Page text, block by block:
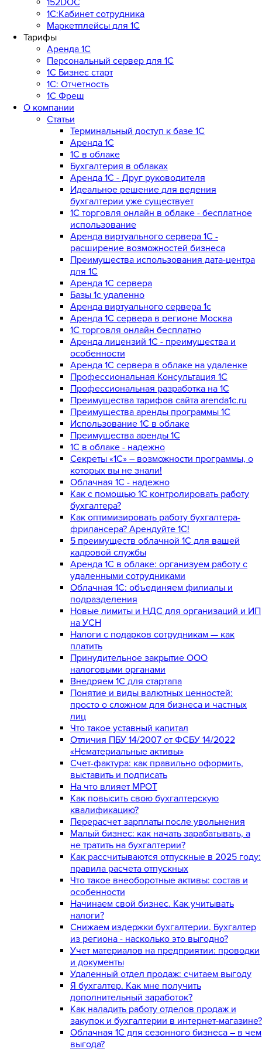
1С:Кабинет сотрудника
Маркетплейсы для 1С
Тарифы
Аренда 1С
Персональный сервер для 1С
1С Бизнес старт
1С: Отчетность
1C Фреш
О компании
Статьи
Терминальный доступ к базе 1С
Аренда 1С
1С в облаке
Бухгалтерия в облаках
Аренда 1С - Друг руководителя
Идеальное решение для ведения
бухгалтерии уже существует
1С торговля онлайн в облаке - бесплатное
использование
Аренда виртуального сервера 1С -
расширение возможностей бизнеса
Преимущества использования дата-центра
для 1С
Аренда 1С сервера
Базы 1с удаленно
Аренда виртуального сервера 1с
Аренда 1С сервера в регионе Москва
1С торговля онлайн бесплатно
Аренда лицензий 1С - преимущества и
особенности
Аренда 1С сервера в облаке на удаленке
Профессиональная Консультация 1С
Профессиональная разработка на 1С
Преимущества тарифов сайта arenda1c.ru
Преимущества аренды программы 1С
Использование 1С в облаке
Преимущества аренды 1С
1С в облаке - надежно
Секреты «1С» – возможности программы, о
которых вы не знали!
Облачная 1С - надежно
Как с помощью 1С контролировать работу
бухгалтера?
Как оптимизировать работу бухгалтера-
фрилансера? Арендуйте 1С!
5 преимуществ облачной 1С для вашей
кадровой службы
Аренда 1С в облаке: организуем работу с
удаленными сотрудниками
Облачная 1С: объединяем филиалы и
подразделения
Новые лимиты и НДС для организаций и ИП
на УСН
Налоги с подарков сотрудникам — как
платить
Принудительное закрытие ООО
налоговыми органами
Внедряем 1С для стартапа
Понятие и виды валютных ценностей:
просто о сложном для бизнеса и частных
лиц
Что такое уставный капитал
Отличия ПБУ 14/2007 от ФСБУ 14/2022
«Нематериальные активы»
Счет-фактура: как правильно оформить,
выставить и подписать
На что влияет МРОТ
Как повысить свою бухгалтерскую
квалификацию?
Перерасчет зарплаты после увольнения
Малый бизнес: как начать зарабатывать, а
не тратить на бухгалтерии?
Как рассчитываются отпускные в 2025 году:
правила расчета отпускных
Что такое внеоборотные активы: состав и
особенности
Начинаем свой бизнес. Как учитывать
налоги?
Снижаем издержки бухгалтерии. Бухгалтер
из региона - насколько это выгодно?
Учет материалов на предприятии: проводки
и документы
Удаленный отдел продаж: считаем выгоду
Я бухгалтер. Как мне получить
дополнительный заработок?
Как наладить работу отделов продаж и
закупок и бухгалтерии в интернет-магазине?
Облачная 1С для сезонного бизнеса – в чем
выгода?